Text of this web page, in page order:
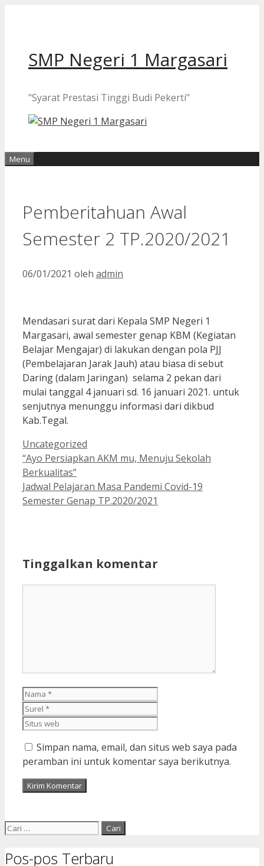
SMP Negeri 1 Margasari
"Syarat Prestasi Tinggi Budi Pekerti"
Menu
Pemberitahuan Awal
Semester 2 TP.2020/2021
06/01/2021 oleh admin
Mendasari surat dari Kepala SMP Negeri 1
Margasari, awal semester genap KBM (Kegiatan
Belajar Mengajar) di lakukan dengan pola PJJ
(Pembelajaran Jarak Jauh) atau biasa di sebut
Daring (dalam Jaringan) selama 2 pekan dari
mulai tanggal 4 januari sd. 16 januari 2021. untuk
senjutnya menunggu informasi dari dikbud
Kab.Tegal.
Kategori
Uncategorized
“Ayo Persiapkan AKM mu, Menuju Sekolah
Berkualitas”
Jadwal Pelajaran Masa Pandemi Covid-19
Semester Genap TP.2020/2021
Tinggalkan komentar
Nama
Simpan nama, email, dan situs web saya pada
peramban ini untuk komentar saya berikutnya.
Cari
Pos-pos Terbaru